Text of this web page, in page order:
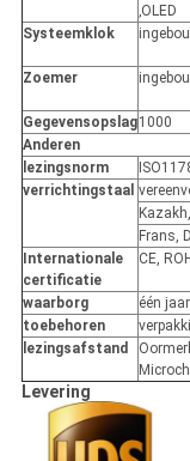
‚OLED
Systeemklok
Zoemer
Gegevensopslag1000
Anderen
lezingsnorm
verrichtingstaal
Frans,
Internationale
certificatie
CE,
waarborg
één jaar
toebehoren
lezingsafstand
Levering